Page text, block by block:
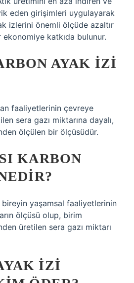
eden girişimleri uygulayarak
izlerini önemli ölçüde azaltır
katkıda bulunur.
AYAK IZI
faaliyetlerinin çevreye
sera gazı miktarına dayalı,
ölçülen bir ölçüsüdür.
KARBON
yaşamsal faaliyetlerinin
ölçüsü olup, birim
üretilen sera gazı miktarı
IZI